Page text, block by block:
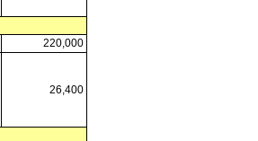
220,000
26,400